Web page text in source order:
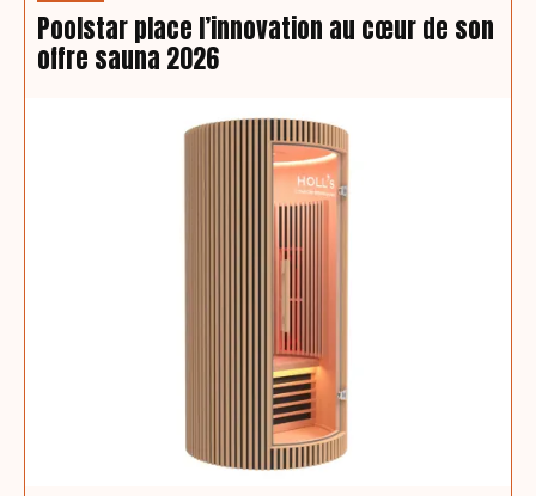
Poolstar place l’innovation au cœur de son
offre sauna 2026